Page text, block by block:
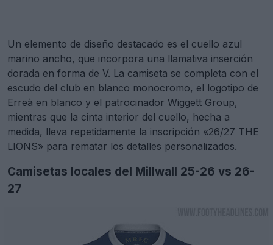
Un elemento de diseño destacado es el cuello azul
marino ancho, que incorpora una llamativa inserción
dorada en forma de V. La camiseta se completa con el
escudo del club en blanco monocromo, el logotipo de
Erreà en blanco y el patrocinador Wiggett Group,
mientras que la cinta interior del cuello, hecha a
medida, lleva repetidamente la inscripción «26/27 THE
LIONS» para rematar los detalles personalizados.
Camisetas locales del Millwall 25-26 vs 26-
27